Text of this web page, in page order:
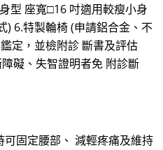
型 座寬□16 吋適用較瘦小身
) 6.特製輪椅 (申請鋁合金、不
定，並檢附診 斷書及評估
礙、失智證明者免 附診斷
固定腰部、 減輕疼痛及維持